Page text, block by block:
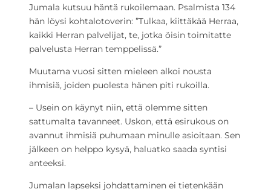
Jumala kutsuu häntä rukoilemaan. Psalmista 134
hän löysi kohtalotoverin: ”Tulkaa, kiittäkää Herraa,
kaikki Herran palvelijat, te, jotka öisin toimitatte
palvelusta Herran temppelissä.”
Muutama vuosi sitten mieleen alkoi nousta
ihmisiä, joiden puolesta hänen piti rukoilla.
– Usein on käynyt niin, että olemme sitten
sattumalta tavanneet. Uskon, että esirukous on
avannut ihmisiä puhumaan minulle asioitaan. Sen
jälkeen on helppo kysyä, haluatko saada syntisi
anteeksi.
Jumalan lapseksi johdattaminen ei tietenkään